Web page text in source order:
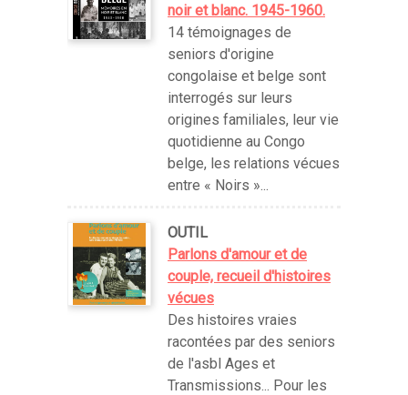
noir et blanc. 1945-1960.
14 témoignages de
seniors d'origine
congolaise et belge sont
interrogés sur leurs
origines familiales, leur vie
quotidienne au Congo
belge, les relations vécues
entre « Noirs »...
OUTIL
Parlons d'amour et de
couple, recueil d'histoires
vécues
Des histoires vraies
racontées par des seniors
de l'asbl Ages et
Transmissions... Pour les